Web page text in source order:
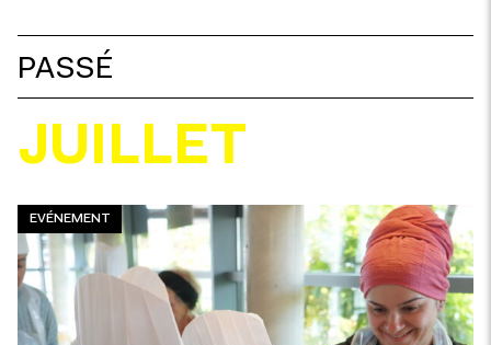
PASSÉ
JUILLET
EVÉNEMENT